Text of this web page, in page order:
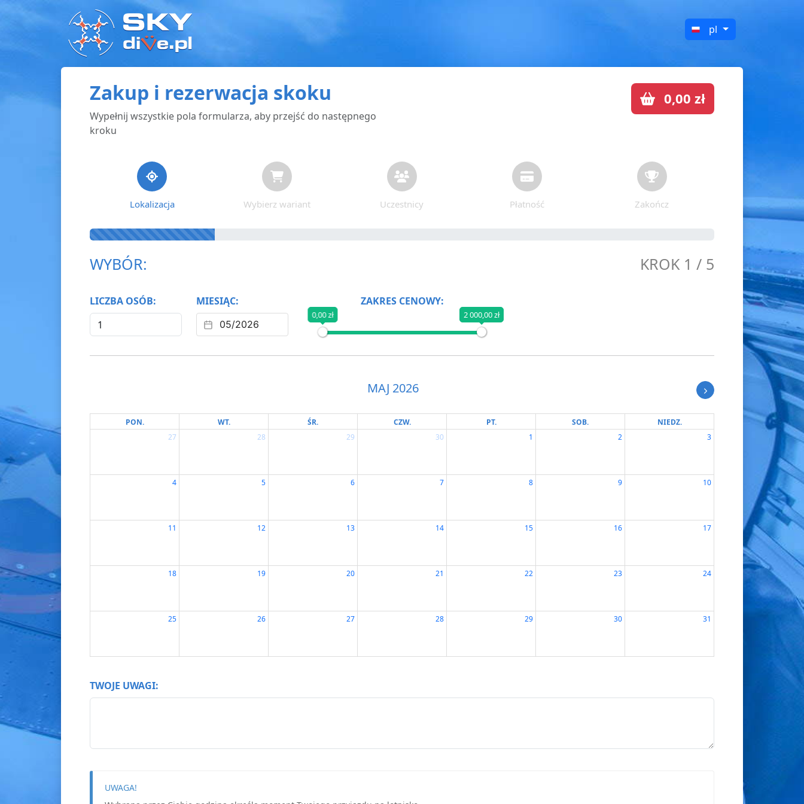
pl
Zakup i rezerwacja skoku
Wypełnij wszystkie pola formularza, aby przejść do następnego
kroku
0,00 zł
Lokalizacja Wybierz wariant Uczestnicy Płatność Zakończ
WYBÓR: KROK 1 / 5
LICZBA OSÓB: MIESIĄC: ZAKRES CENOWY:
0,00 zł 2 000,00 zł
MAJ 2026
PON. WT. ŚR. CZW. PT. SOB.
NIEDZ.
27
28 29 30 1 2 3
4 5 6 7 8 9 10
11 12 13 14 15 16 17
18 19 20 21 22 23 24
25 26 27 28 29 30 31
TWOJE UWAGI:
UWAGA!